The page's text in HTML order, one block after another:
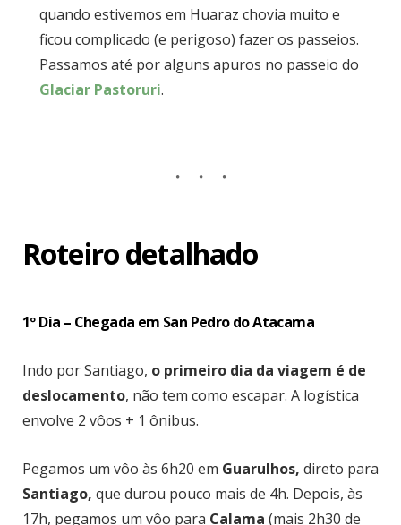
quando estivemos em Huaraz chovia muito e
ficou complicado (e perigoso) fazer os passeios.
Passamos até por alguns apuros no passeio do
Glaciar Pastoruri.
Roteiro detalhado
1º Dia – Chegada em San Pedro do Atacama
Indo por Santiago, o primeiro dia da viagem é de
deslocamento, não tem como escapar. A logística
envolve 2 vôos + 1 ônibus.
Pegamos um vôo às 6h20 em Guarulhos, direto para
Santiago, que durou pouco mais de 4h. Depois, às
17h, pegamos um vôo para Calama (mais 2h30 de